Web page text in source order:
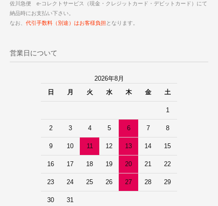
佐川急便 e-コレクトサービス（現金・クレジットカード・デビットカード）にて
納品時にお支払い下さい。
なお、 代引手数料（別途）はお客様負担 となります。
営業日について
2026年8月
日
月 火 水 木 金 土
1
2 3 4 5 6 7 8
9 10 11 12 13 14 15
16 17 18 19 20 21 22
23 24 25 26 27 28 29
30 31